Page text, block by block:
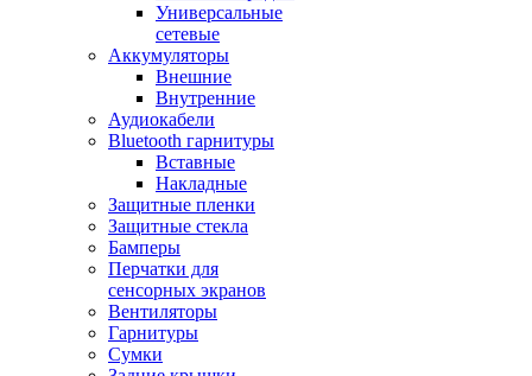
Универсальные
сетевые
Аккумуляторы
Внешние
Внутренние
Аудиокабели
Bluetooth гарнитуры
Вставные
Накладные
Защитные пленки
Защитные стекла
Бамперы
Перчатки для
сенсорных экранов
Вентиляторы
Гарнитуры
Сумки